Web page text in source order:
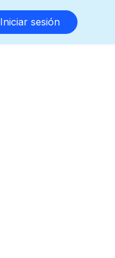
Iniciar sesión